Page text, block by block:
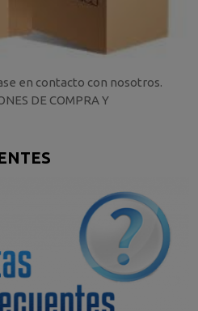
en contacto con nosotros.
DE COMPRA Y